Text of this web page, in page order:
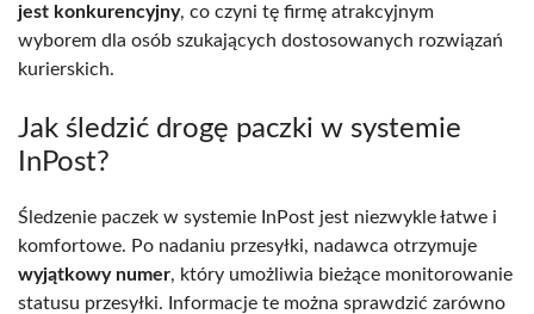
jest konkurencyjny, co czyni tę firmę atrakcyjnym
wyborem dla osób szukających dostosowanych rozwiązań
kurierskich.
Jak śledzić drogę paczki w systemie
InPost?
Śledzenie paczek w systemie InPost jest niezwykle łatwe i
komfortowe. Po nadaniu przesyłki, nadawca otrzymuje
wyjątkowy numer, który umożliwia bieżące monitorowanie
statusu przesyłki. Informacje te można sprawdzić zarówno